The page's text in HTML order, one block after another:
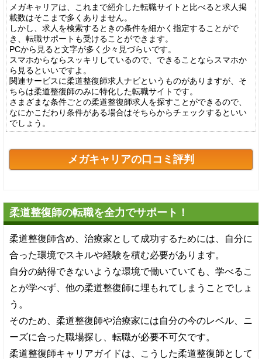
メガキャリアは、これまで紹介した転職サイトと比べると求人掲
載数はそこまで多くありません。
しかし、求人を検索するときの条件を細かく指定することがで
き、転職サポートも受けることができます。
PCから見ると文字が多く少々見づらいです。
スマホからならスッキリしているので、できることならスマホか
ら見るといいですよ。
関連サービスに柔道整復師求人ナビというものがありますが、そ
ちらは柔道整復師のみに特化した転職サイトです。
さまざまな条件ごとの柔道整復師求人を探すことができるので、
なにかこだわり条件がある場合はそちらからチェックするといい
でしょう。
メガキャリアの口コミ評判
柔道整復師の転職を全力でサポート！
柔道整復師含め、治療家として成功するためには、自分に
合った環境でスキルや経験を積む必要があります。
自分の納得できないような環境で働いていても、学べるこ
とが学べず、他の柔道整復師に埋もれてしまうことでしょ
う。
そのため、柔道整復師や治療家には自分の今のレベル、ニ
ーズに合った職場探し、転職が必要不可欠です。
柔道整復師キャリアガイドは、こうした柔道整復師として